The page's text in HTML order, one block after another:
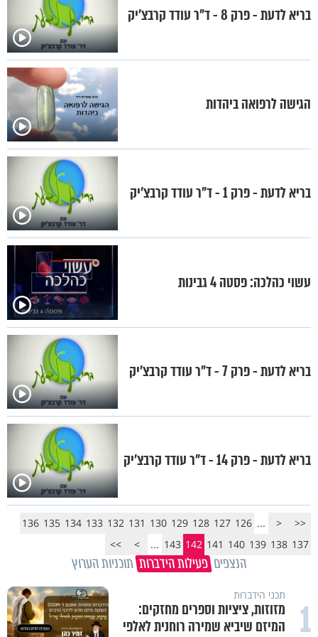
בריא לדעת - פרק 8 - ד"ר עודד קרבצ'יק
הגישה לרפואה ביהדות
בריא לדעת - פרק 1 - ד"ר עודד קרבצ'יק
עשוי כהלכה: פסטה 4 גבינות
בריא לדעת - פרק 7 - ד"ר עודד קרבצ'יק
בריא לדעת - פרק 14 - ד"ר עודד קרבצ'יק
<<
<
...
126
127
128
129
130
131
132
133
134
135
136
137
138
139
140
141
142
143
...
>
>>
הנצפים פעילות הידברות תוכניות הערוץ
1 תכני הידברות
מזוזות, ציציות וספרים מחזקים:
המיזם שיביא שמירה רוחנית לאלפי